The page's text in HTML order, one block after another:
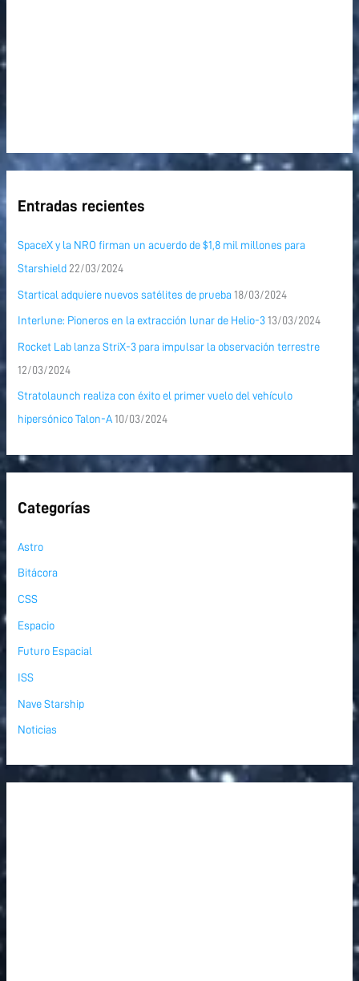
Entradas recientes
SpaceX y la NRO firman un acuerdo de $1,8 mil millones para
Starshield 22/03/2024
Startical adquiere nuevos satélites de prueba 18/03/2024
Interlune: Pioneros en la extracción lunar de Helio-3 13/03/2024
Rocket Lab lanza StriX-3 para impulsar la observación terrestre
12/03/2024
Stratolaunch realiza con éxito el primer vuelo del vehículo
hipersónico Talon-A 10/03/2024
Categorías
Astro
Bitácora
CSS
Espacio
Futuro Espacial
ISS
Nave Starship
Noticias